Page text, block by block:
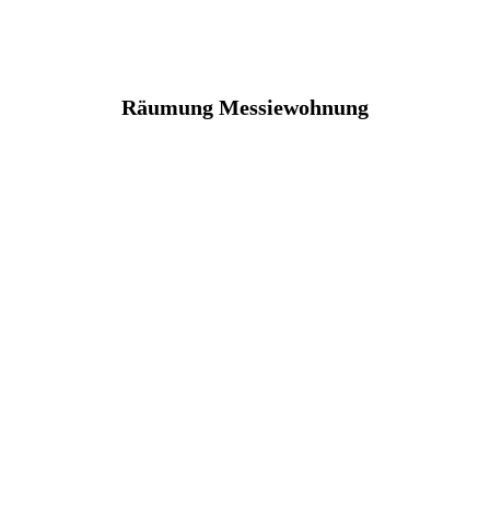
Räumung Messiewohnung